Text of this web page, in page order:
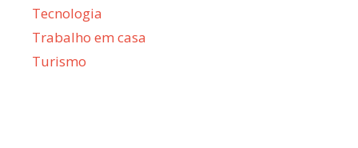
Tecnologia
Trabalho em casa
Turismo